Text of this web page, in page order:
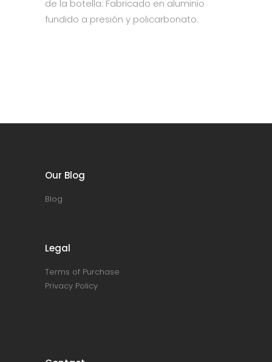
de la botella. Fabricado en aluminio
fundido a presión y policarbonato.
Our Blog
Blog
Legal
Terms of Purchase
Privacy Policy